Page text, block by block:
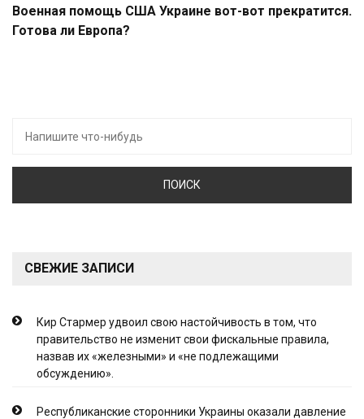
Военная помощь США Украине вот-вот прекратится.
Готова ли Европа?
СВЕЖИЕ ЗАПИСИ
Кир Стармер удвоил свою настойчивость в том, что
правительство не изменит свои фискальные правила,
назвав их «железными» и «не подлежащими
обсуждению».
Республиканские сторонники Украины оказали давление